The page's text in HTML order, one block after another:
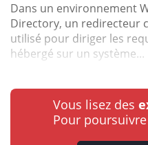
Dans un environnement
Directory, un redirecteur
utilisé pour diriger les
hébergé sur un système...
Vous lisez des
Pour